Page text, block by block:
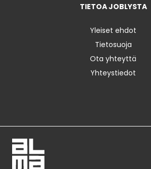
TIETOA JOBLYSTA
Yleiset ehdot
Tietosuoja
Ota yhteyttä
Yhteystiedot